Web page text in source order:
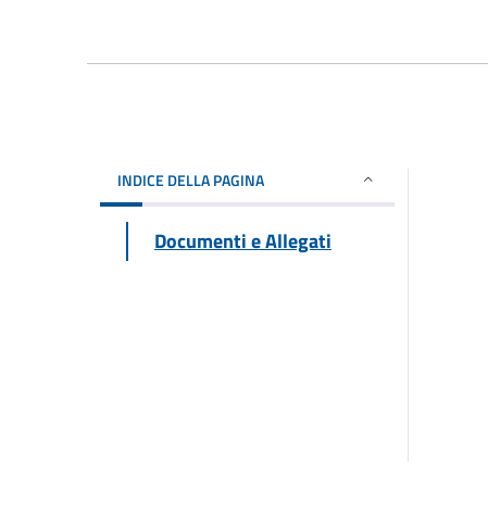
INDICE DELLA PAGINA
Documenti e Allegati